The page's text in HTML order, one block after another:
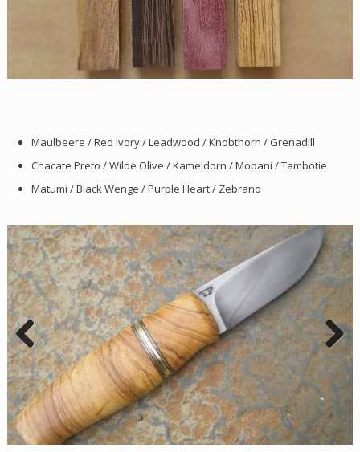
Maulbeere / Red Ivory / Leadwood / Knobthorn / Grenadill
Chacate Preto / Wilde Olive / Kameldorn / Mopani / Tambotie
Matumi / Black Wenge / Purple Heart / Zebrano
Previous Next